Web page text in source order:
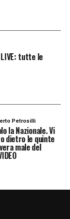
NEWS
tutte le
Petrosilli
la Nazionale. Vi
dietro le quinte
male del